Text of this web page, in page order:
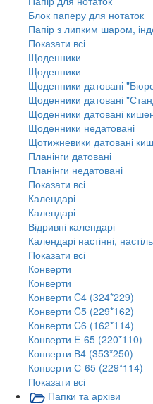
Блок паперу для нотаток
Папір з липким шаром,
Показати всі
Щоденники
Щоденники
Щоденники датовані
Щоденники датовані
Щоденники датовані
Щоденники недатовані
Щотижневики датовані
Планінги датовані
Планінги недатовані
Показати всі
Календарі
Календарі
Відривні календарі
Календарі настінні,
Показати всі
Конверти
Конверти
Конверти C4 (324*229)
Конверти C5 (229*162)
Конверти C6 (162*114)
Конверти E-65 (220*110)
Конверти В4 (353*250)
Конверти С-65 (229*114)
Показати всі
Папки та архіви